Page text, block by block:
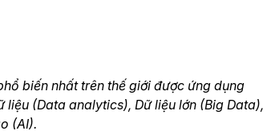
biến nhất trên thế giới được ứng dụng
(Data analytics), Dữ liệu lớn (Big Data),
(AI).